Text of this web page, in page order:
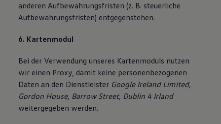
anderen Aufbewahrungsfristen (z. B. steuerliche
Aufbewahrungsfristen) entgegenstehen.
6. Kartenmodul
Bei der Verwendung unseres Kartenmoduls nutzen
wir einen Proxy, damit keine personenbezogenen
Daten an den Dienstleister Google Ireland Limited,
Gordon House, Barrow Street, Dublin 4 Irland
weitergegeben werden.